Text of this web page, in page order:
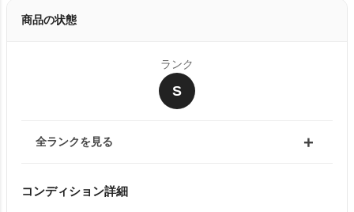
商品の状態
ランク
S
全ランクを見る
コンディション詳細